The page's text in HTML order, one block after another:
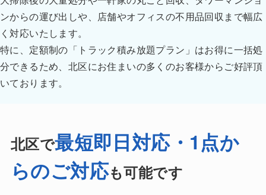
ンからの運び出しや、店舗やオフィスの不用品回収まで幅広
く対応いたします。
特に、定額制の「トラック積み放題プラン」はお得に一括処
分できるため、北区にお住まいの多くのお客様からご好評頂
いております。
北区で最短即日対応・1点か
らのご対応も可能です